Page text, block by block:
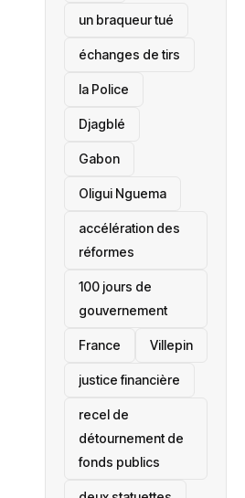
un braqueur tué
échanges de tirs
la Police
Djagblé
Gabon
Oligui Nguema
accélération des
réformes
100 jours de
gouvernement
France Villepin
justice financière
recel de
détournement de
fonds publics